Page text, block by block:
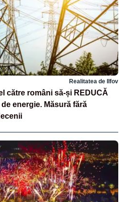
Realitatea de Ilfov
către români să-și REDUCĂ
energie. Măsură fără